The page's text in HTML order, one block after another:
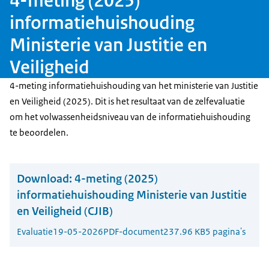
informatiehuishouding
Ministerie van Justitie en
Veiligheid
4-meting informatiehuishouding van het ministerie van Justitie
en Veiligheid (2025). Dit is het resultaat van de zelfevaluatie
om het volwassenheidsniveau van de informatiehuishouding
te beoordelen.
Download: 4-meting (2025)
informatiehuishouding Ministerie van Justitie
en Veiligheid (CJIB)
Evaluatie19-05-2026PDF-document237.96 KB5 pagina's